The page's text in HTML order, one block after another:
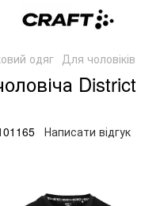
одяг Для чоловіків
Написати відгук